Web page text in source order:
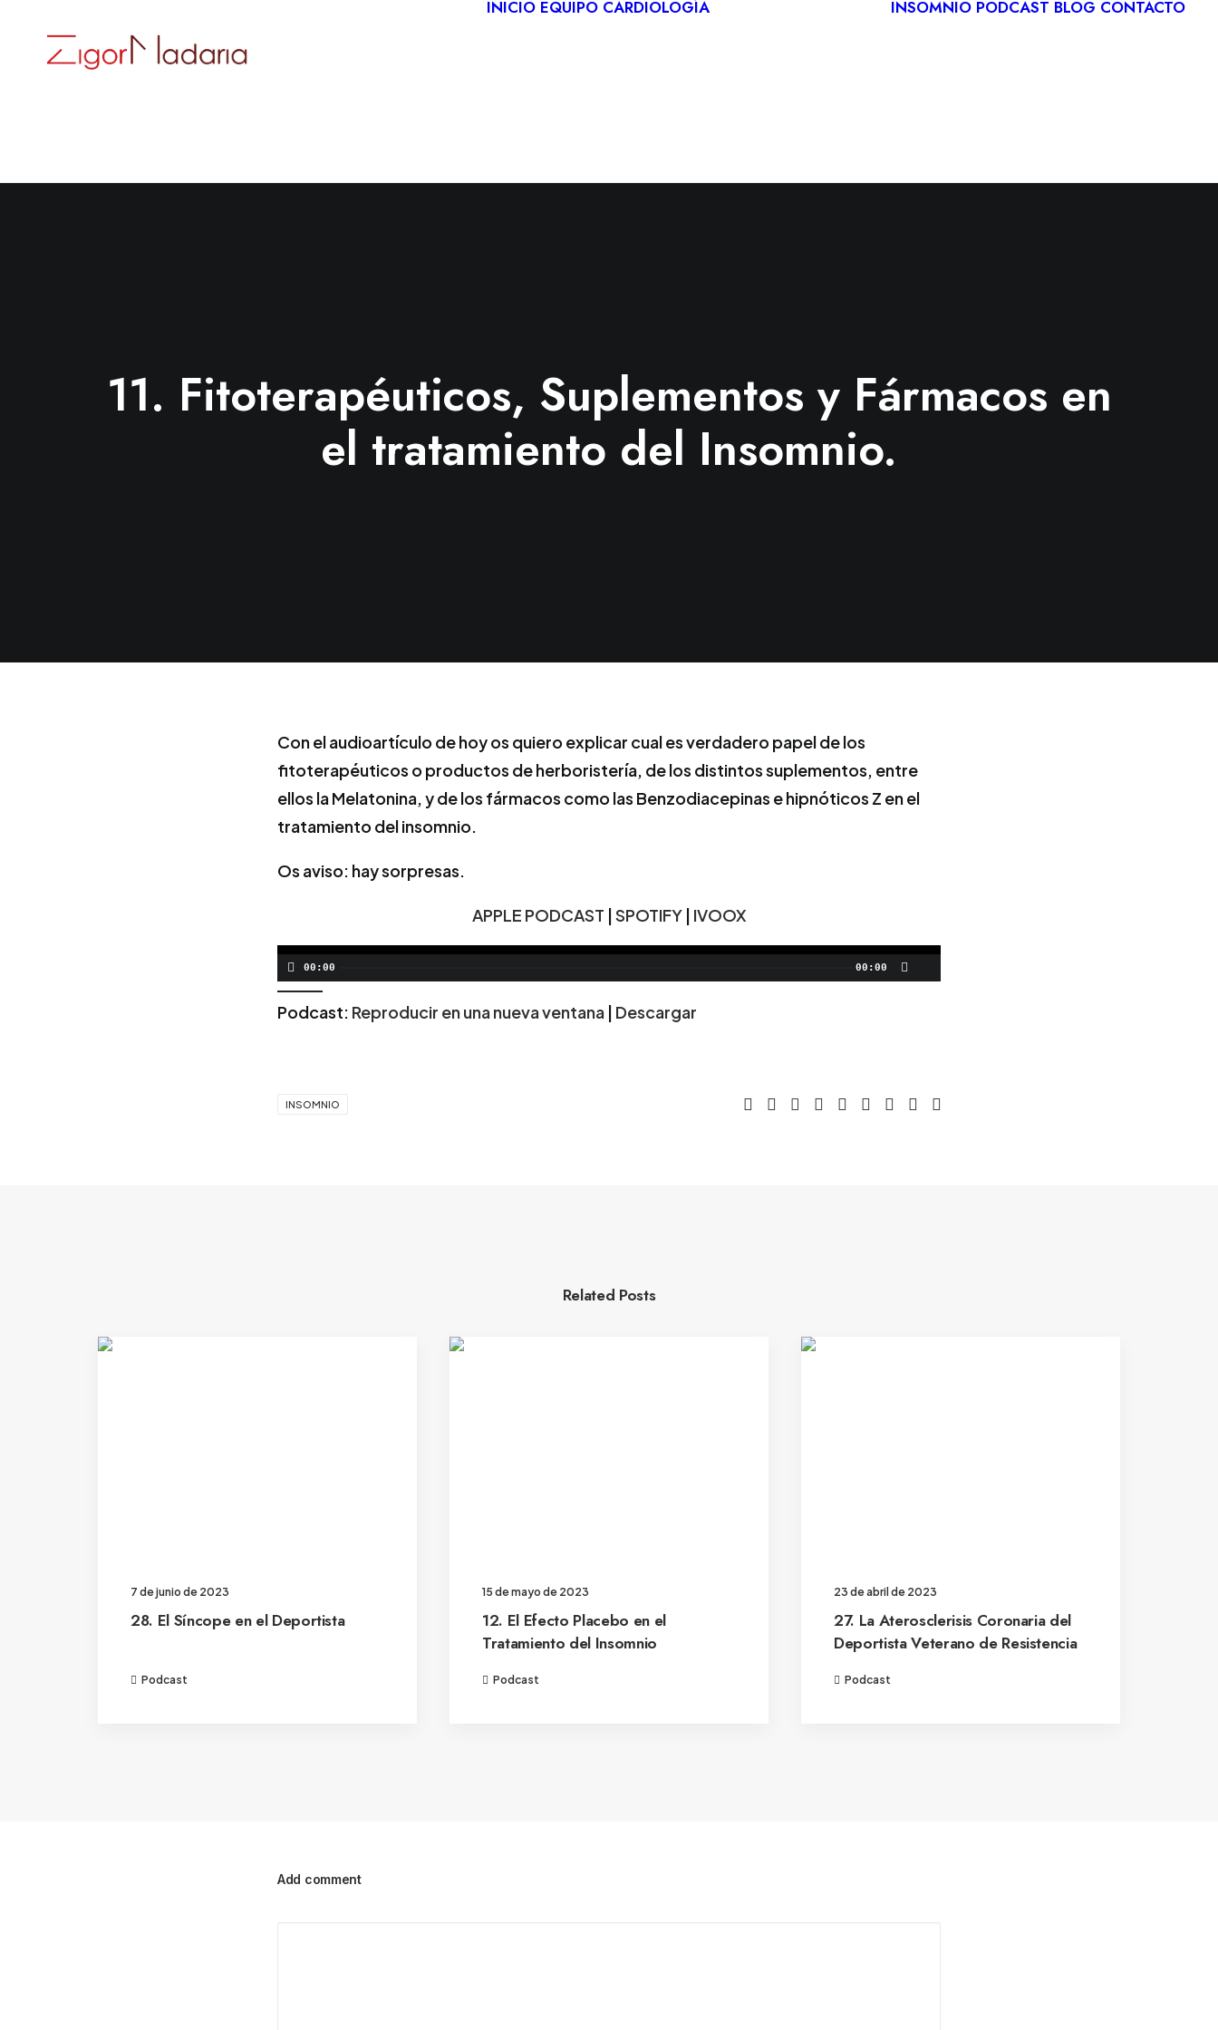
INICIO EQUIPO CARDIOLOGÍA INSOMNIO PODCAST BLOG CONTACTO
11. Fitoterapéuticos, Suplementos y Fármacos en
el tratamiento del Insomnio.
Con el audioartículo de hoy os quiero explicar cual es verdadero papel de los
fitoterapéuticos o productos de herboristería, de los distintos suplementos, entre
ellos la Melatonina, y de los fármacos como las Benzodiacepinas e hipnóticos Z en el
tratamiento del insomnio.
Os aviso: hay sorpresas.
APPLE PODCAST |SPOTIFY| IVOOX
00:00 00:00
Podcast: Reproducir en una nueva ventana | Descargar
INSOMNIO
Related Posts
7 de junio de 2023
28. El Síncope en el Deportista
Podcast
15 de mayo de 2023
12. El Efecto Placebo en el
Tratamiento del Insomnio
Podcast
23 de abril de 2023
27. La Aterosclerisis Coronaria del
Deportista Veterano de Resistencia
Podcast
Add comment